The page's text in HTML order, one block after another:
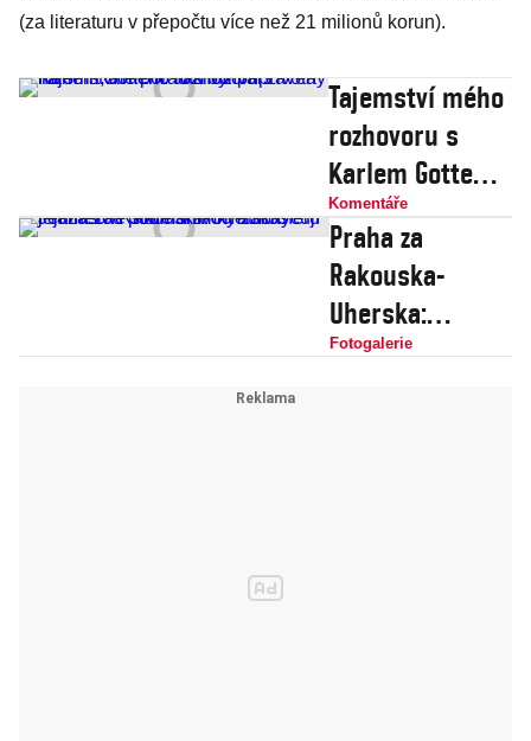
(za literaturu v přepočtu více než 21 milionů korun).
Tajemství mého
rozhovoru s
Karlem Gottem:
Jak byl
připravený na
smrt, ale pořád
si užíval života
Komentáře
Praha za
Rakouska-
Uherska:
Jedinečné
Fotogalerie